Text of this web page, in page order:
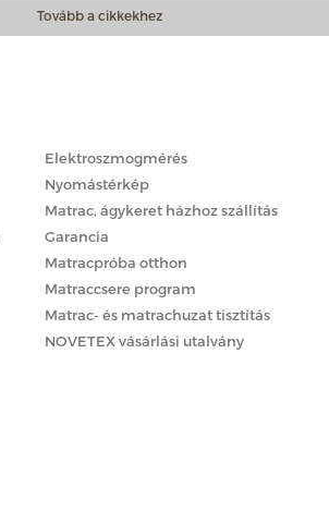
Tovább a cikkekhez
Elektroszmogmérés
Nyomástérkép
Matrac, ágykeret házhoz szállítás
Garancia
Matracpróba otthon
Matraccsere program
Matrac- és matrachuzat tisztítás
NOVETEX vásárlási utalvány